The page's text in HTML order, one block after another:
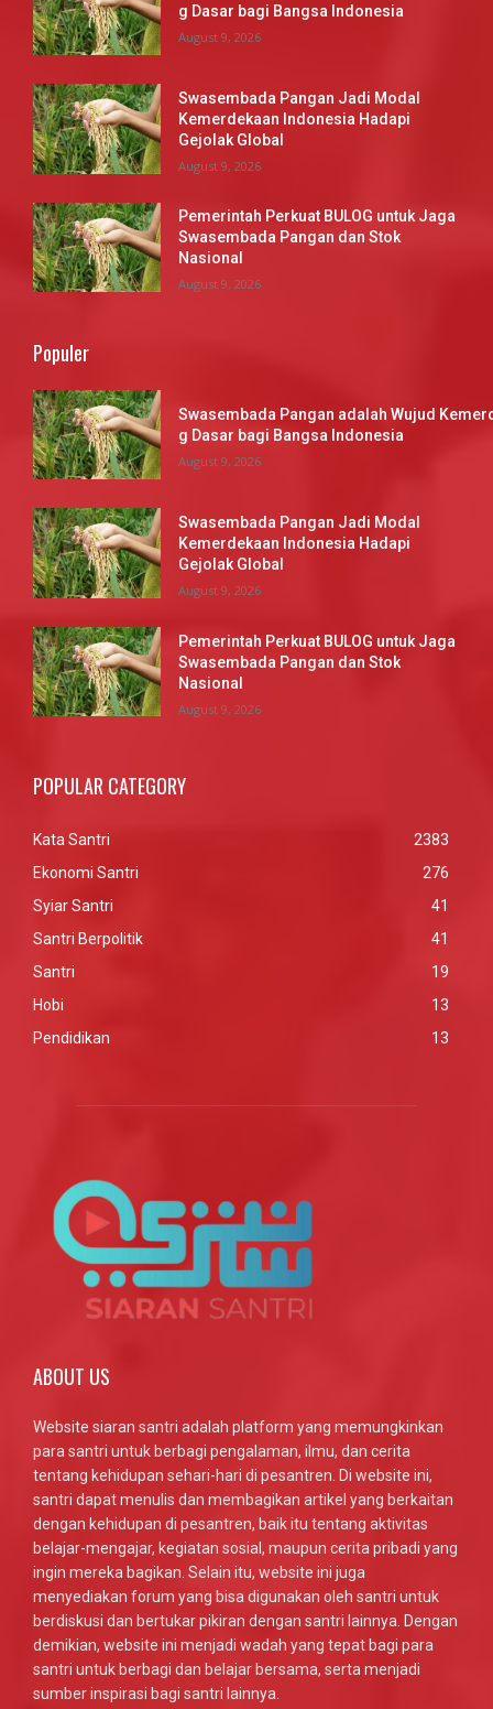
g Dasar bagi Bangsa Indonesia
August 9, 2026
Swasembada Pangan Jadi Modal
Kemerdekaan Indonesia Hadapi
Gejolak Global
August 9, 2026
Pemerintah Perkuat BULOG untuk Jaga
Swasembada Pangan dan Stok
Nasional
August 9, 2026
Populer
Swasembada Pangan adalah Wujud
g Dasar bagi Bangsa Indonesia
August 9, 2026
Swasembada Pangan Jadi Modal
Kemerdekaan Indonesia Hadapi
Gejolak Global
August 9, 2026
Pemerintah Perkuat BULOG untuk Jaga
Swasembada Pangan dan Stok
Nasional
August 9, 2026
POPULAR CATEGORY
Kata Santri
2383
Ekonomi Santri
276
Syiar Santri
41
Santri Berpolitik
41
Santri
19
Hobi
13
Pendidikan
13
ABOUT US
Website siaran santri adalah platform yang memungkinkan
para santri untuk berbagi pengalaman, ilmu, dan cerita
tentang kehidupan sehari-hari di pesantren. Di website ini,
santri dapat menulis dan membagikan artikel yang berkaitan
dengan kehidupan di pesantren, baik itu tentang aktivitas
belajar-mengajar, kegiatan sosial, maupun cerita pribadi yang
ingin mereka bagikan. Selain itu, website ini juga
menyediakan forum yang bisa digunakan oleh santri untuk
berdiskusi dan bertukar pikiran dengan santri lainnya. Dengan
demikian, website ini menjadi wadah yang tepat bagi para
santri untuk berbagi dan belajar bersama, serta menjadi
sumber inspirasi bagi santri lainnya.